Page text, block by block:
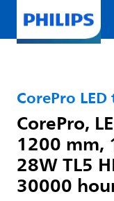
CorePro
CorePro,
1200 mm,
28W TL5
30000